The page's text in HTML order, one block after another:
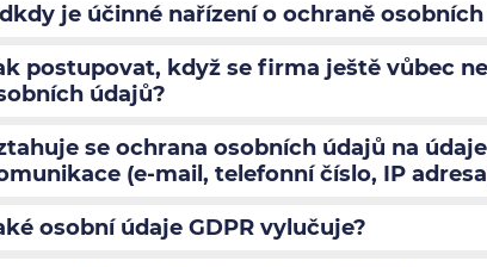
je účinné nařízení o ochraně
postupovat, když se firma ještě vůbec
údajů?
se ochrana osobních údajů na
(e-mail, telefonní číslo, IP
osobní údaje GDPR vylučuje?